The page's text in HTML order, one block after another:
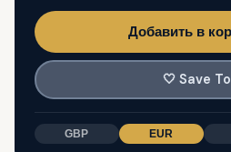
Добавить в
🤍 Save
GBP EUR